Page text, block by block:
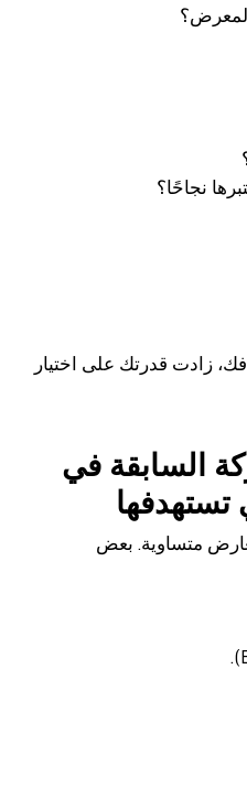
نجاحًا؟
زادت قدرتك على اختيار
السابقة في
متساوية. بعض